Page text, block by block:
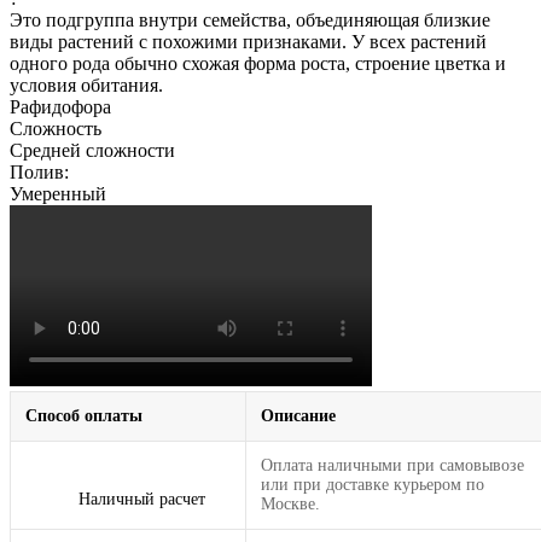
Это подгруппа внутри семейства, объединяющая близкие
виды растений с похожими признаками. У всех растений
одного рода обычно схожая форма роста, строение цветка и
условия обитания.
Рафидофора
Сложность
Средней сложности
Полив:
Умеренный
Способ оплаты Описание
Наличный расчет
Оплата наличными при самовывозе
или при доставке курьером по
Москве.